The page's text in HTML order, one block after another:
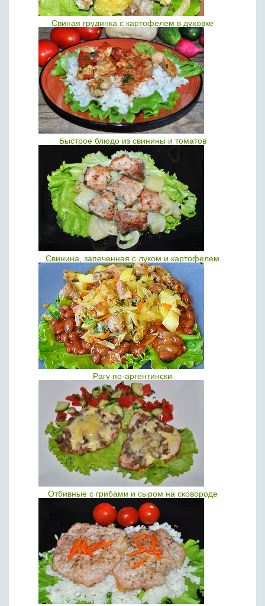
Свиная грудинка с картофелем в духовке
Быстрое блюдо из свинины и томатов
Свинина, запеченная с луком и картофелем
Рагу по-аргентински
Отбивные с грибами и сыром на сковороде